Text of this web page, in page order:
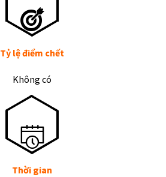
Tỷ lệ điểm chết
Không có
Thời gian